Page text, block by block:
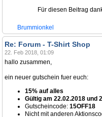
Für diesen Beitrag
Brummionkel
Re: Forum - T-Shirt Shop
22. Feb 2018, 01:09
hallo zusammen,
ein neuer gutschein fuer euch:
15% auf alles
Gültig am 22.02.2018 und
Gutscheincode: 15OFF18
Nicht mit anderen